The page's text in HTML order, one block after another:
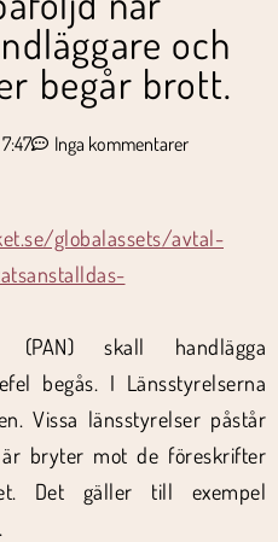
och
begår brott.
7:47 Inga kommentarer
globalassets/avtal-
(PAN) skall handlägga
begås. I Länsstyrelserna
Vissa länsstyrelser påstår
bryter mot de föreskrifter
Det gäller till exempel